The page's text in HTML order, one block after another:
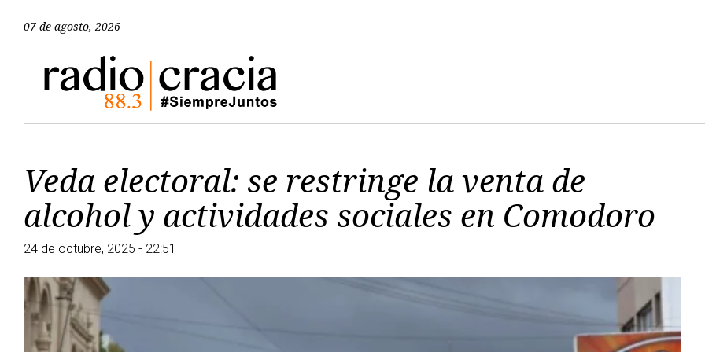
07 de agosto, 2026
Veda electoral: se restringe la venta de
alcohol y actividades sociales en Comodoro
24 de octubre, 2025 - 22:51